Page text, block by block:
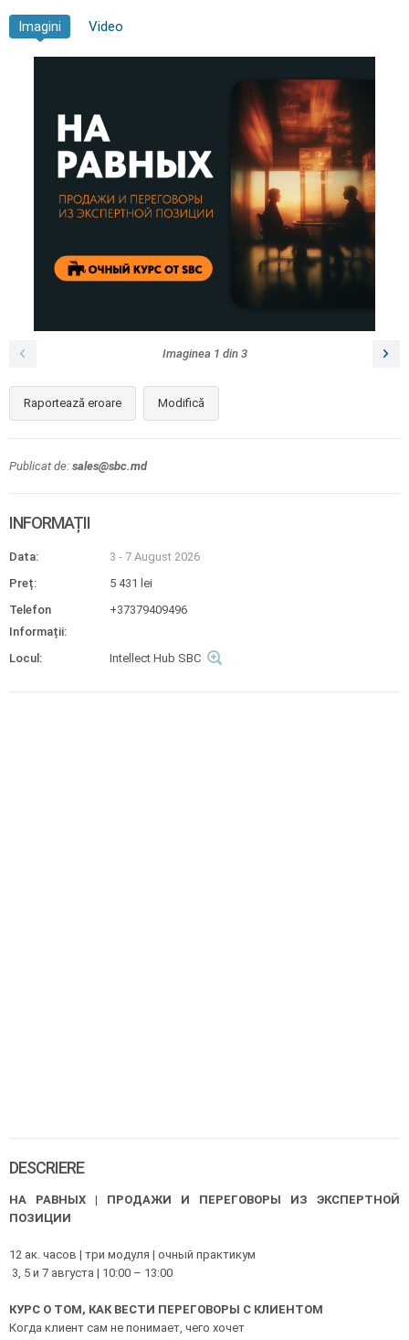
Imagini Video
Imaginea 1 din 3
Raportează eroare Modifică
Publicat de: sales@sbc.md
INFORMAȚII
Data:
3 - 7 August 2026
Preț:
5 431 lei
Telefon
Informații:
+37379409496
Locul: Intellect Hub SBC
DESCRIERE
НА РАВНЫХ | ПРОДАЖИ И ПЕРЕГОВОРЫ ИЗ ЭКСПЕРТНОЙ
ПОЗИЦИИ
12 ак. часов | три модуля | очный практикум
3, 5 и 7 августа | 10:00 – 13:00
КУРС О ТОМ, КАК ВЕСТИ ПЕРЕГОВОРЫ С КЛИЕНТОМ
Когда клиент сам не понимает, чего хочет